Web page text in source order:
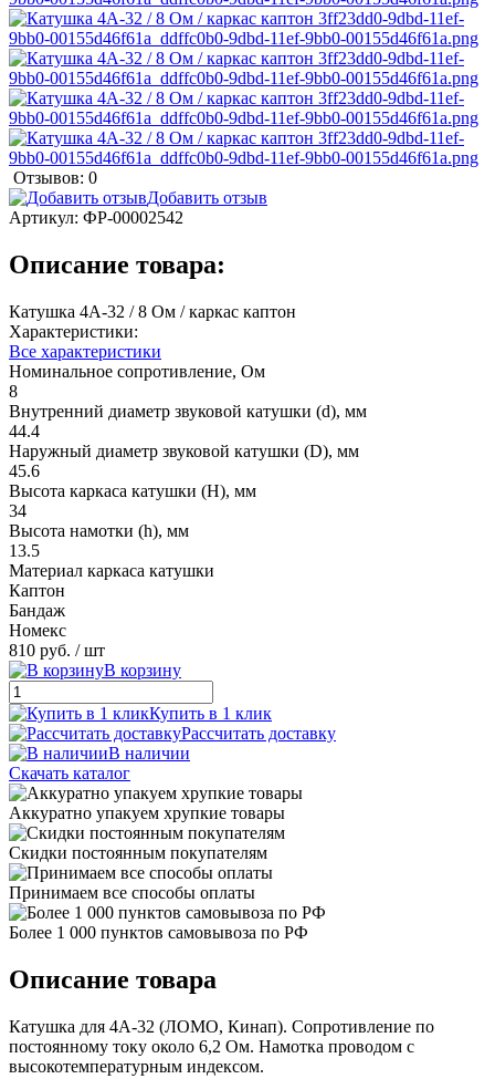
Отзывов: 0
Добавить отзыв
Артикул: ФР-00002542
Описание товара:
Катушка 4А-32 / 8 Ом / каркас каптон
Характеристики:
Все характеристики
Номинальное сопротивление, Ом
8
Внутренний диаметр звуковой катушки (d), мм
44.4
Наружный диаметр звуковой катушки (D), мм
45.6
Высота каркаса катушки (H), мм
34
Высота намотки (h), мм
13.5
Материал каркаса катушки
Каптон
Бандаж
Номекс
810 руб. / шт
В корзину
Купить в 1 клик
Рассчитать доставку
В наличии
Скачать каталог
Аккуратно упакуем хрупкие товары
Скидки постоянным покупателям
Принимаем все способы оплаты
Более 1 000 пунктов самовывоза по РФ
Описание товара
Катушка для 4А-32 (ЛОМО, Кинап). Сопротивление по
постоянному току около 6,2 Ом. Намотка проводом с
высокотемпературным индексом.